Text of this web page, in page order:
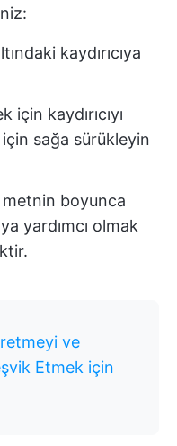
kaydırıcıya
kaydırıcıyı
sağa sürükleyin
metnin boyunca
yardımcı olmak
ve
Etmek için